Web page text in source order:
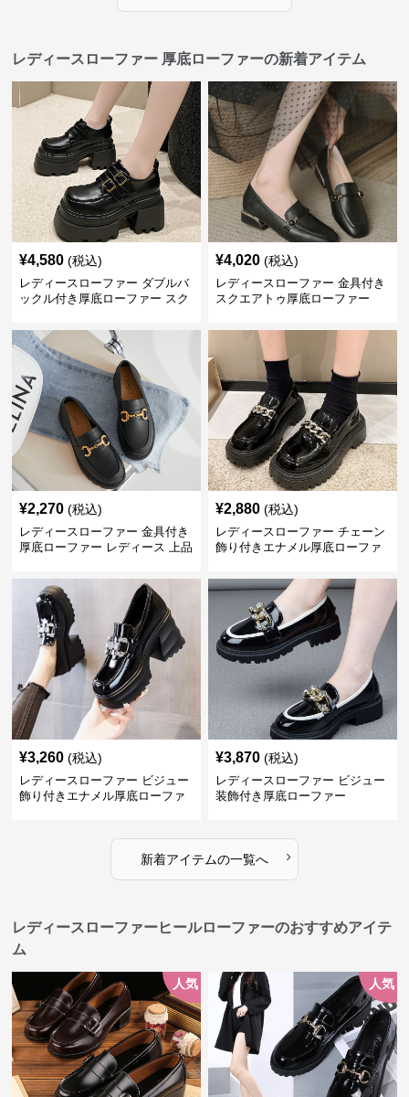
レディースローファー 厚底ローファーの新着アイテム
¥4,580 (税込)
レディースローファー ダブルバ
ックル付き厚底ローファー スク
¥4,020 (税込)
レディースローファー 金具付き
スクエアトゥ厚底ローファー
¥2,270 (税込)
レディースローファー 金具付き
厚底ローファー レディース 上品
¥2,880 (税込)
レディースローファー チェーン
飾り付きエナメル厚底ローファ
¥3,260 (税込)
レディースローファー ビジュー
飾り付きエナメル厚底ローファ
¥3,870 (税込)
レディースローファー ビジュー
装飾付き厚底ローファー
新着アイテムの一覧へ ›
レディースローファーヒールローファーのおすすめアイテ
ム
人気 人気